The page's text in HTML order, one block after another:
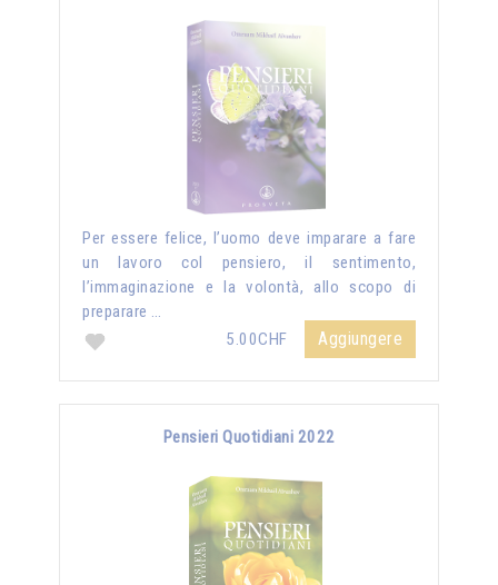
Per essere felice, l’uomo deve imparare a fare
un lavoro col pensiero, il sentimento,
l’immaginazione e la volontà, allo scopo di
preparare …
5.00CHF
Aggiungere
Pensieri Quotidiani 2022